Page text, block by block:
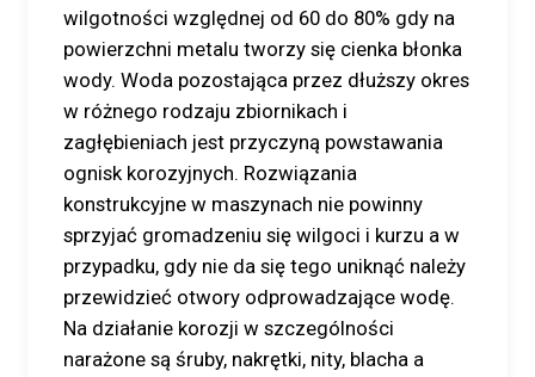
wilgotności względnej od 60 do 80% gdy na
powierzchni metalu tworzy się cienka błonka
wody. Woda pozostająca przez dłuższy okres
w różnego rodzaju zbiornikach i
zagłębieniach jest przyczyną powstawania
ognisk korozyjnych. Rozwiązania
konstrukcyjne w maszynach nie powinny
sprzyjać gromadzeniu się wilgoci i kurzu a w
przypadku, gdy nie da się tego uniknąć należy
przewidzieć otwory odprowadzające wodę.
Na działanie korozji w szczególności
narażone są śruby, nakrętki, nity, blacha a